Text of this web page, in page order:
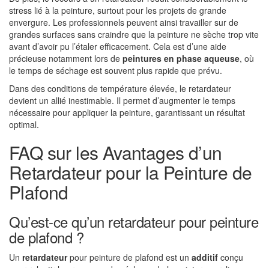
stress lié à la peinture, surtout pour les projets de grande
envergure. Les professionnels peuvent ainsi travailler sur de
grandes surfaces sans craindre que la peinture ne sèche trop vite
avant d’avoir pu l’étaler efficacement. Cela est d’une aide
précieuse notamment lors de peintures en phase aqueuse, où
le temps de séchage est souvent plus rapide que prévu.
Dans des conditions de température élevée, le retardateur
devient un allié inestimable. Il permet d’augmenter le temps
nécessaire pour appliquer la peinture, garantissant un résultat
optimal.
FAQ sur les Avantages d’un
Retardateur pour la Peinture de
Plafond
Qu’est-ce qu’un retardateur pour peinture
de plafond ?
Un retardateurpour peinture de plafond est un additif conçu